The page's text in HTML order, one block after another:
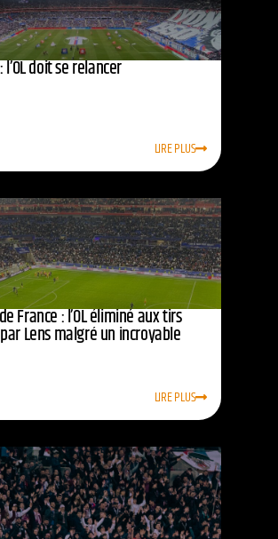
l’OL doit se relancer
LIRE PLUS
France : l’OL éliminé aux tirs
Lens malgré un incroyable
LIRE PLUS